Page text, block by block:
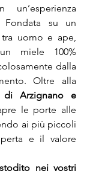
Fondata su un
uomo e ape,
miele 100%
dalla
Oltre alla
di Arzignano e
le porte alle
ai più piccoli
e il valore
nei vostri